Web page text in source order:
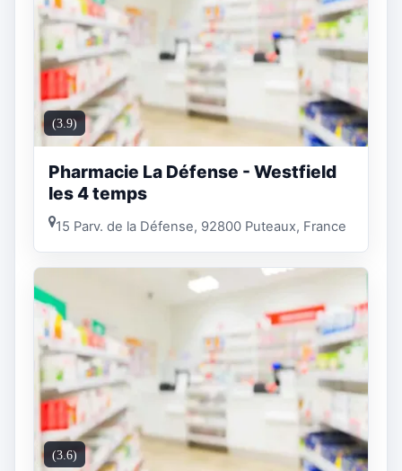
(3.9)
Pharmacie La Défense - Westfield
les 4 temps
15 Parv. de la Défense, 92800 Puteaux, France
(3.6)